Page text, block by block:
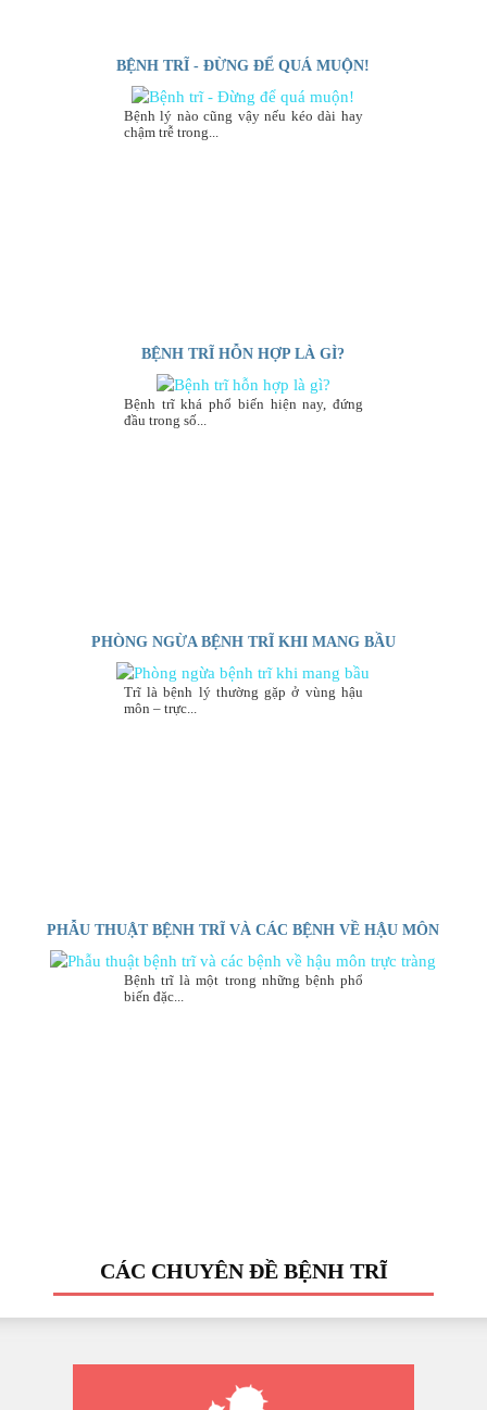
BỆNH TRĨ - ĐỪNG ĐỂ QUÁ MUỘN!
Bệnh lý nào cũng vậy nếu kéo dài hay
chậm trễ trong...
BỆNH TRĨ HỖN HỢP LÀ GÌ?
Bệnh trĩ khá phổ biến hiện nay, đứng
đầu trong số...
PHÒNG NGỪA BỆNH TRĨ KHI MANG BẦU
Trĩ là bệnh lý thường gặp ở vùng hậu
môn – trực...
PHẪU THUẬT BỆNH TRĨ VÀ CÁC BỆNH VỀ HẬU MÔN
TRỰC TRÀNG
Bệnh trĩ là một trong những bệnh phổ
biến đặc...
CÁC CHUYÊN ĐỀ BỆNH TRĨ